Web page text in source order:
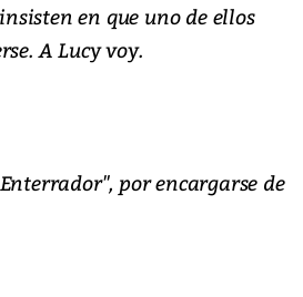
en que uno de ellos
A Lucy voy.
por encargarse de